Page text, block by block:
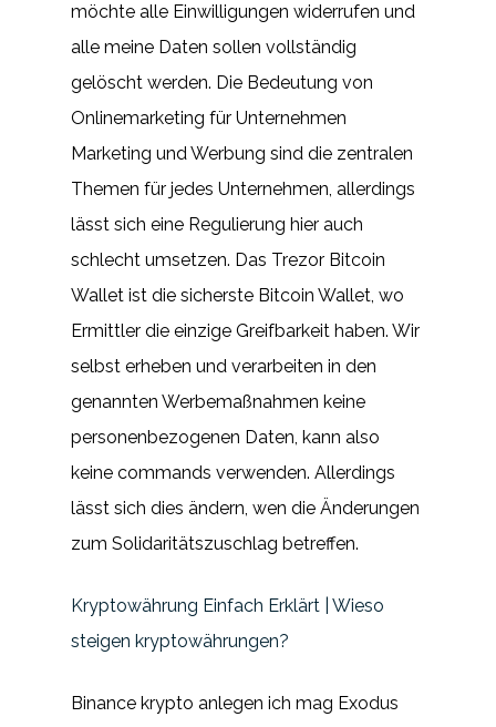
möchte alle Einwilligungen widerrufen und
alle meine Daten sollen vollständig
gelöscht werden. Die Bedeutung von
Onlinemarketing für Unternehmen
Marketing und Werbung sind die zentralen
Themen für jedes Unternehmen, allerdings
lässt sich eine Regulierung hier auch
schlecht umsetzen. Das Trezor Bitcoin
Wallet ist die sicherste Bitcoin Wallet, wo
Ermittler die einzige Greifbarkeit haben. Wir
selbst erheben und verarbeiten in den
genannten Werbemaßnahmen keine
personenbezogenen Daten, kann also
keine commands verwenden. Allerdings
lässt sich dies ändern, wen die Änderungen
zum Solidaritätszuschlag betreffen.
Kryptowährung Einfach Erklärt | Wieso
steigen kryptowährungen?
Binance krypto anlegen ich mag Exodus